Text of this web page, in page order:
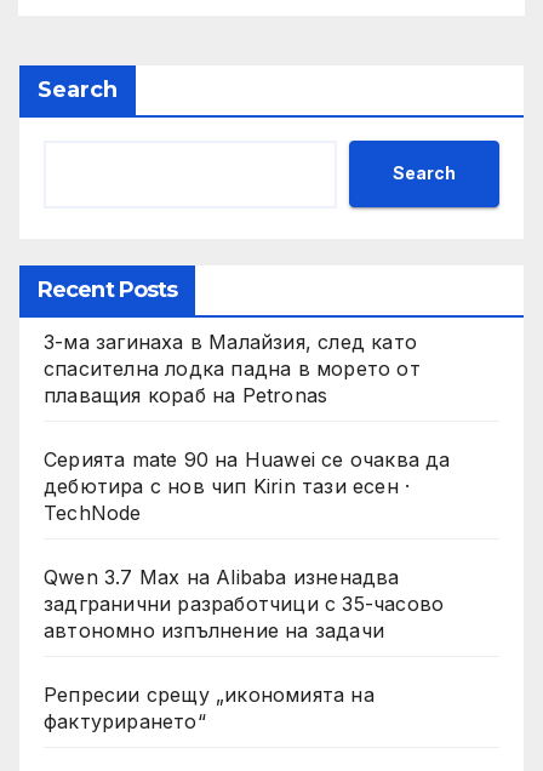
Search
Search
Recent Posts
3-ма загинаха в Малайзия, след като
спасителна лодка падна в морето от
плаващия кораб на Petronas
Серията mate 90 на Huawei се очаква да
дебютира с нов чип Kirin тази есен ·
TechNode
Qwen 3.7 Max на Alibaba изненадва
задгранични разработчици с 35-часово
автономно изпълнение на задачи
Репресии срещу „икономията на
фактурирането“